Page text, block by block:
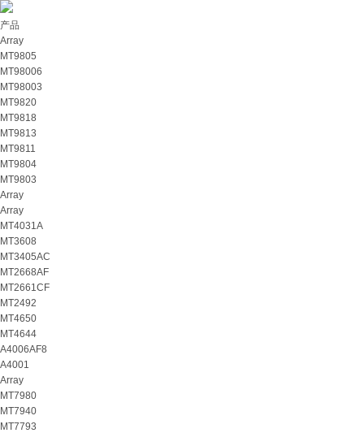
产品
Array
MT9805
MT98006
MT98003
MT9820
MT9818
MT9813
MT9811
MT9804
MT9803
Array
Array
MT4031A
MT3608
MT3405AC
MT2668AF
MT2661CF
MT2492
MT4650
MT4644
A4006AF8
A4001
Array
MT7980
MT7940
MT7793